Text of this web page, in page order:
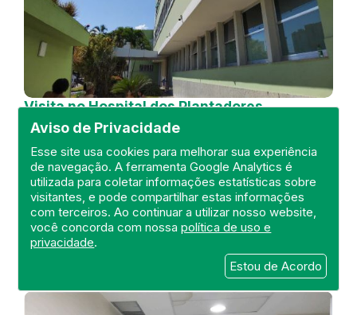
Aviso de Privacidade
Esse site usa cookies para melhorar sua experiência
de navegação. A ferramenta Google Analytics é
utilizada para coletar informações estatísticas sobre
visitantes, e pode compartilhar estas informações
com terceiros. Ao continuar a utilizar nosso website,
você concorda com nossapolítica de uso e
privacidade.
Estou de Acordo
Visita no Hospital dos Plantadores
de Cana
DEFIS
04 de July de 2024
FISCALIZAÇÃO
RIO DE JANEIRO
HOSPITAL GERAL
ATO MÉDICO
REGIÃO NORTE